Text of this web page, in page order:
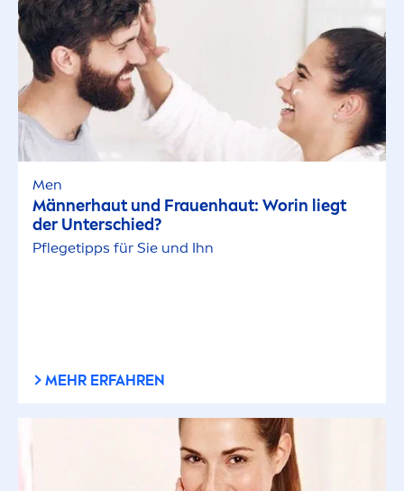
Men
Männerhaut und Frauenhaut: Worin liegt
der Unterschied?
Pflegetipps für Sie und Ihn
MEHR ERFAHREN